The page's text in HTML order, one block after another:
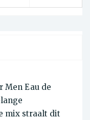
Men Eau de
mix straalt dit